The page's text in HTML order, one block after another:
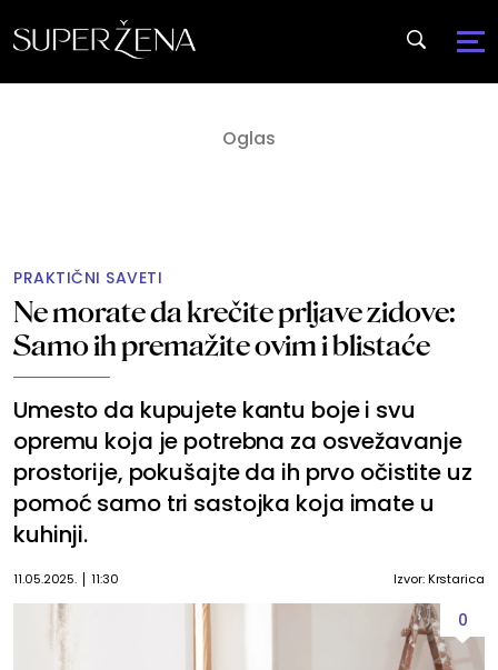
PRAKTIČNI SAVETI
Ne morate da krečite prljave zidove:
Samo ih premažite ovim i blistaće
Umesto da kupujete kantu boje i svu
opremu koja je potrebna za osvežavanje
prostorije, pokušajte da ih prvo očistite uz
pomoć samo tri sastojka koja imate u
kuhinji.
11.05.2025. 11:30 Izvor: Krstarica
0